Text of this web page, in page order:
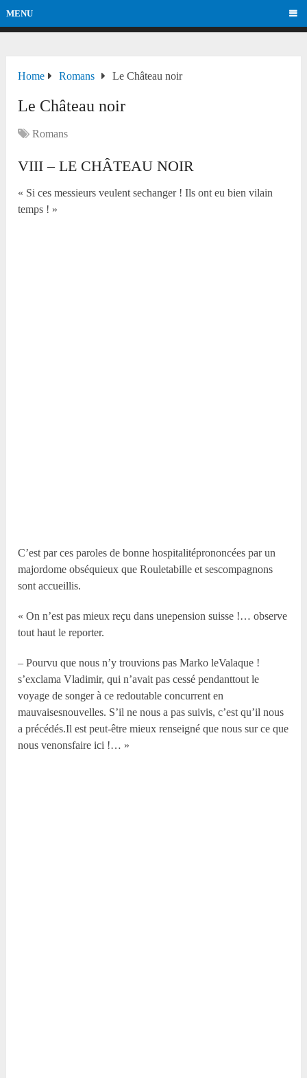
MENU
Home Romans Le Château noir
Le Château noir
Romans
VIII – LE CHÂTEAU NOIR
« Si ces messieurs veulent sechanger ! Ils ont eu bien vilain
temps ! »
C’est par ces paroles de bonne hospitalitéprononcées par un
majordome obséquieux que Rouletabille et sescompagnons
sont accueillis.
« On n’est pas mieux reçu dans unepension suisse !… observe
tout haut le reporter.
– Pourvu que nous n’y trouvions pas Marko leValaque !
s’exclama Vladimir, qui n’avait pas cessé pendanttout le
voyage de songer à ce redoutable concurrent en
mauvaisesnouvelles. S’il ne nous a pas suivis, c’est qu’il nous
a précédés.Il est peut-être mieux renseigné que nous sur ce que
nous venonsfaire ici !… »